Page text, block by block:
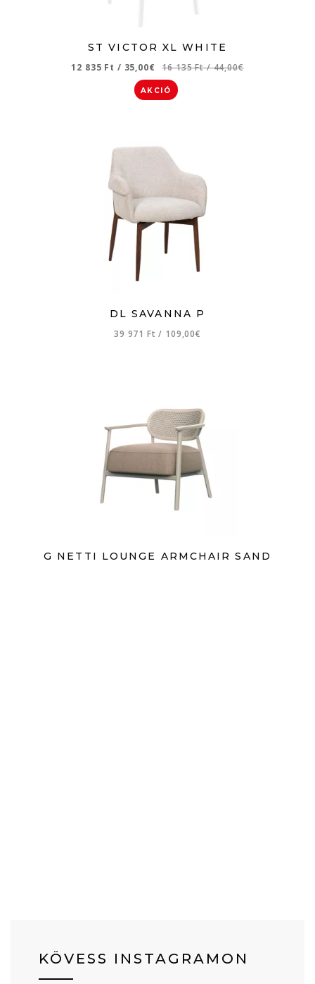
ST VICTOR XL WHITE
12 835 Ft / 35,00€ 16 135 Ft/ 44,00€
AKCIÓ
DL SAVANNA P
39 971 Ft/ 109,00€
G NETTI LOUNGE ARMCHAIR SAND
KÖVESS INSTAGRAMON